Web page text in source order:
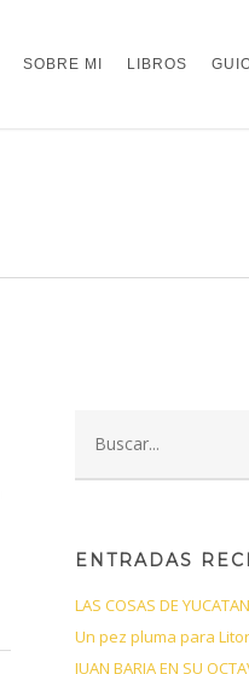
SOBRE MI LIBROS
ENTRADAS
LAS COSAS DE YUCATAN
Un pez pluma para
JUAN BARJA EN SU